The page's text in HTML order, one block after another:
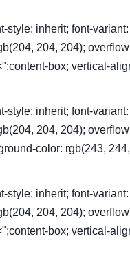
style: inherit; font-
204, 204);
content-box; vertical-
style: inherit; font-
204, 204);
color: rgb(243, 244,
style: inherit; font-
204, 204);
content-box; vertical-